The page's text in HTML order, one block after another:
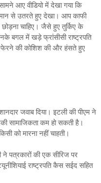
आए वीडियो में देखा गया कि
से उतरते हुए देखा। आप काफी
चाहिए। जैसे हुए तुर्किए के
बगल में खड़े फ्रांसीसी राष्ट्रपति
फेरने की कोशिश की और हंसते हुए
जवाब दिया। इटली की पीएम ने
सामाजिकता कम हो सकती है।
को मारना नहीं चाहती।
ने पत्रकारों की एक सीरिज पर
राष्ट्रपति कैस सईद सहित